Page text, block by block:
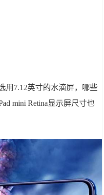
用7.12英寸的水滴屏，哪些
mini Retina显示屏尺寸也